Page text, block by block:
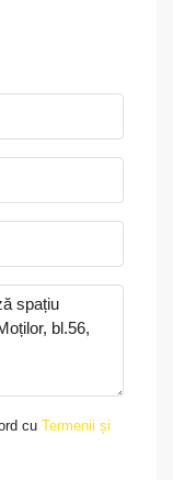
cu Termenii și